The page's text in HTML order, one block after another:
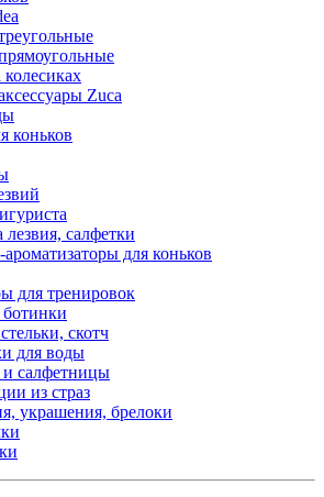
Zuca
коньков
салфетки
для коньков
для тренировок
скотч
для воды
салфетницы
из страз
украшения, брелоки